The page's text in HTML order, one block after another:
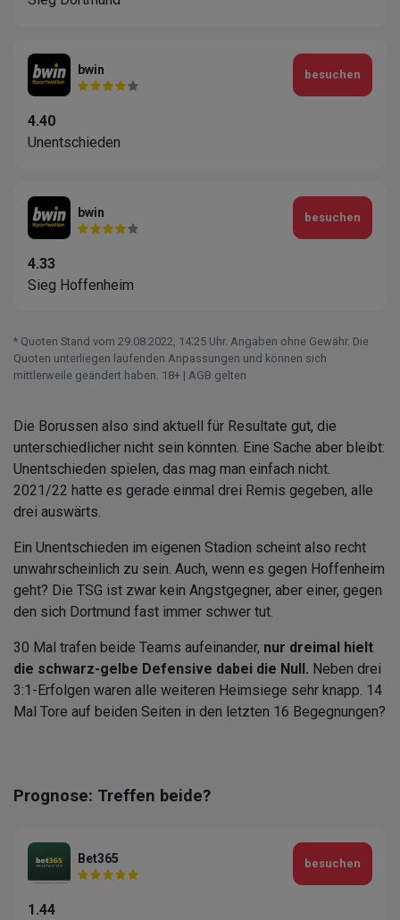
bwin
4.40
Unentschieden
besuchen
bwin
4.33
Sieg Hoffenheim
besuchen
* Quoten Stand vom 29.08.2022‚ 14⁚25 Uhr. Angaben ohne Gewähr. Die
Quoten unterliegen laufenden Anpassungen und können sich
mittlerweile geändert haben. 18+ | AGB gelten
Die Borussen also sind aktuell für Resultate gut, die
unterschiedlicher nicht sein könnten. Eine Sache aber bleibt:
Unentschieden spielen, das mag man einfach nicht.
2021/22 hatte es gerade einmal drei Remis gegeben, alle
drei auswärts.
Ein Unentschieden im eigenen Stadion scheint also recht
unwahrscheinlich zu sein. Auch, wenn es gegen Hoffenheim
geht? Die TSG ist zwar kein Angstgegner, aber einer, gegen
den sich Dortmund fast immer schwer tut.
30 Mal trafen beide Teams aufeinander, nur dreimal hielt
die schwarz-gelbe Defensive dabei die Null. Neben drei
3:1-Erfolgen waren alle weiteren Heimsiege sehr knapp. 14
Mal Tore auf beiden Seiten in den letzten 16 Begegnungen?
Prognose: Treffen beide?
Bet365
1.44
besuchen